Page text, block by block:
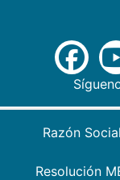
Razón
Resolución